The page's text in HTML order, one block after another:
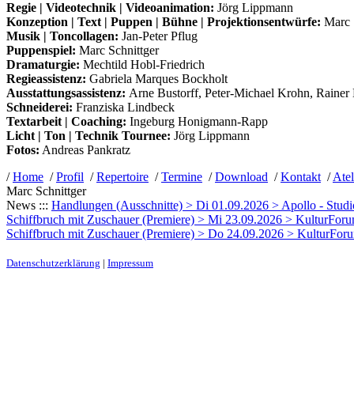
Regie | Videotechnik | Videoanimation: Jörg Lippmann
Konzeption | Text | Puppen | Bühne | Projektionsentwürfe: Marc
Musik | Toncollagen: Jan-Peter Pflug
Puppenspiel: Marc Schnittger
Dramaturgie: Mechtild Hobl-Friedrich
Regieassistenz: Gabriela Marques Bockholt
Ausstattungsassistenz: Arne Bustorff, Peter-Michael Krohn,
Schneiderei: Franziska Lindbeck
Textarbeit | Coaching: Ingeburg Honigmann-Rapp
Licht | Ton | Technik Tournee: Jörg Lippmann
Fotos: Andreas Pankratz
/Home /Profil /Repertoire /Termine /Download /Kontakt /
Marc Schnittger
News ::: Handlungen (Ausschnitte) > Di 01.09.2026 > Apollo -
Schiffbruch mit Zuschauer (Premiere) > Mi 23.09.2026 >
Schiffbruch mit Zuschauer (Premiere) > Do 24.09.2026 >
Datenschutzerklärung | Impressum